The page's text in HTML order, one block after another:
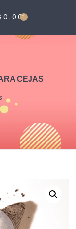
0.000
CEJAS